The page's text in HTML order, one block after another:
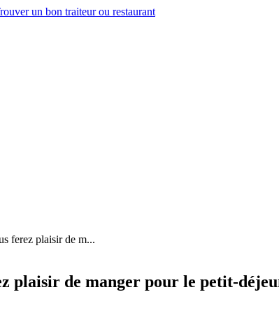
ferez plaisir de m...
plaisir de manger pour le petit-